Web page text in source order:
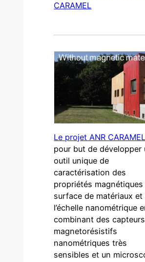
CARAMEL
Le projet ANR CARAMEL
pour but de développer
outil unique de
caractérisation des
propriétés magnétiques
surface de matériaux et
l’échelle nanométrique
combinant des capteurs
magnetorésistifs
nanométriques très
sensibles et un